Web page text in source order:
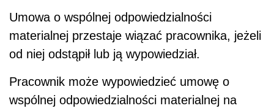
Umowa o wspólnej odpowiedzialności
materialnej przestaje wiązać pracownika, jeżeli
od niej odstąpił lub ją wypowiedział.
Pracownik może wypowiedzieć umowę o
wspólnej odpowiedzialności materialnej na